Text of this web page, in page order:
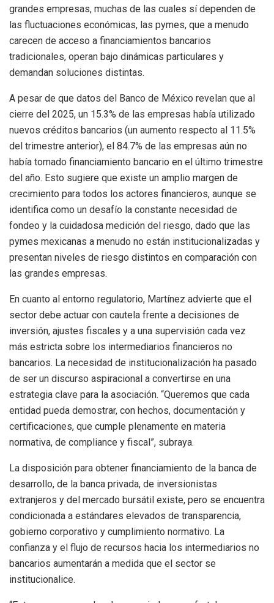
grandes empresas, muchas de las cuales sí dependen de
las fluctuaciones económicas, las pymes, que a menudo
carecen de acceso a financiamientos bancarios
tradicionales, operan bajo dinámicas particulares y
demandan soluciones distintas.
A pesar de que datos del Banco de México revelan que al
cierre del 2025, un 15.3% de las empresas había utilizado
nuevos créditos bancarios (un aumento respecto al 11.5%
del trimestre anterior), el 84.7% de las empresas aún no
había tomado financiamiento bancario en el último trimestre
del año. Esto sugiere que existe un amplio margen de
crecimiento para todos los actores financieros, aunque se
identifica como un desafío la constante necesidad de
fondeo y la cuidadosa medición del riesgo, dado que las
pymes mexicanas a menudo no están institucionalizadas y
presentan niveles de riesgo distintos en comparación con
las grandes empresas.
En cuanto al entorno regulatorio, Martínez advierte que el
sector debe actuar con cautela frente a decisiones de
inversión, ajustes fiscales y a una supervisión cada vez
más estricta sobre los intermediarios financieros no
bancarios. La necesidad de institucionalización ha pasado
de ser un discurso aspiracional a convertirse en una
estrategia clave para la asociación. “Queremos que cada
entidad pueda demostrar, con hechos, documentación y
certificaciones, que cumple plenamente en materia
normativa, de compliance y fiscal”, subraya.
La disposición para obtener financiamiento de la banca de
desarrollo, de la banca privada, de inversionistas
extranjeros y del mercado bursátil existe, pero se encuentra
condicionada a estándares elevados de transparencia,
gobierno corporativo y cumplimiento normativo. La
confianza y el flujo de recursos hacia los intermediarios no
bancarios aumentarán a medida que el sector se
institucionalice.